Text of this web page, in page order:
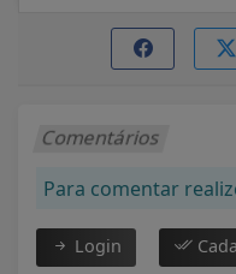
Comentários
Para comentar
Login